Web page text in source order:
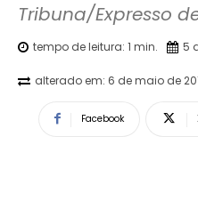
Tribuna/Expresso
tempo de leitura: 1 min. 5
alterado em: 6 de maio de
Facebook